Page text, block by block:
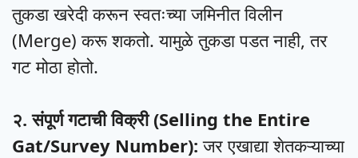
तुकडा खरेदी करून स्वतःच्या जमिनीत विलीन
(Merge) करू शकतो. यामुळे तुकडा पडत नाही, तर
गट मोठा होतो.
२. संपूर्ण गटाची विक्री (Selling the Entire
Gat/Survey Number): जर एखाद्या शेतकऱ्याच्या